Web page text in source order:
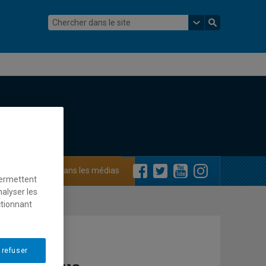
Dans les médias
les
refuser